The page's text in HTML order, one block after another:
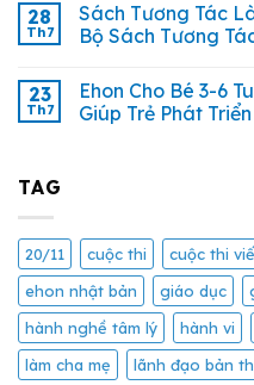
28
Th7
Sách Tương Tác
Bộ Sách Tương
23
Th7
Ehon Cho Bé 3-6
Giúp Trẻ Phát
TAG
20/11 cuộc thi cuộc thi
ehon nhật bản
giáo dục
hành nghề tâm lý
hành vi
làm cha mẹ
lãnh đạo bản